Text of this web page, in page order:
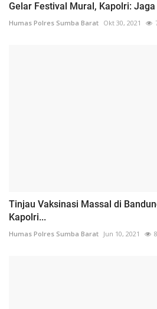
Gelar Festival Mural, Kapolri:
Humas Polres Sumba Barat Okt 30, 2021
Tinjau Vaksinasi Massal di
Kapolri...
Humas Polres Sumba Barat Jun 10, 2021